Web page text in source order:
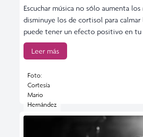
Escuchar música no sólo aumenta
disminuye los de cortisol para
puede tener un efecto positivo en tu
Leer más
Foto:
Cortesía
Mario
Hernández